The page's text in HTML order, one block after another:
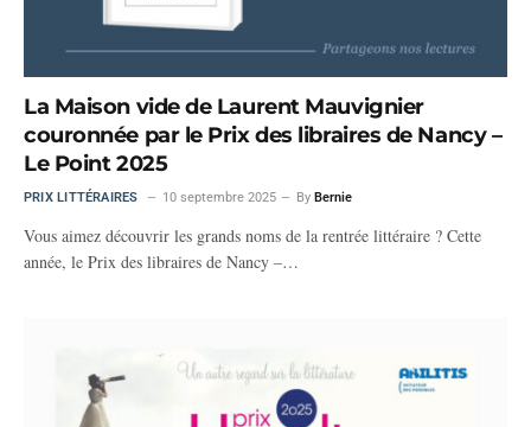
La Maison vide de Laurent Mauvignier
couronnée par le Prix des libraires de Nancy –
Le Point 2025
PRIX LITTÉRAIRES 10 septembre 2025 By Bernie
Vous aimez découvrir les grands noms de la rentrée littéraire ? Cette
année, le Prix des libraires de Nancy –…